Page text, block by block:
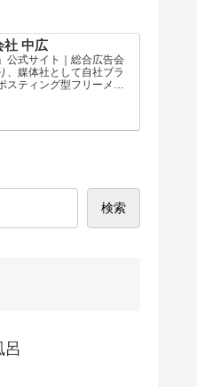
社 中広
公式サイト｜総合広告会
、媒体社として自社ブラ
スティング型フリーメデ
検索
呂